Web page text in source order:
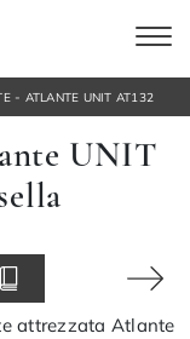
- ATLANTE UNIT AT132
UNIT
attrezzata Atlante